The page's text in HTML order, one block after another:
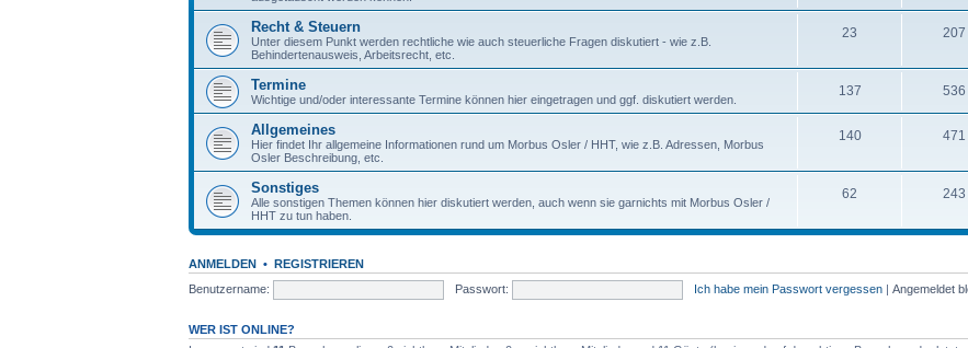
Recht & Steuern
Unter diesem Punkt werden rechtliche wie auch steuerliche Fragen diskutiert - wie z.B.
Behindertenausweis, Arbeitsrecht, etc.
23 207
Termine
Wichtige und/oder interessante Termine können hier eingetragen und ggf. diskutiert werden.
137 536
Allgemeines
Hier findet Ihr allgemeine Informationen rund um Morbus Osler / HHT, wie z.B. Adressen, Morbus
Osler Beschreibung, etc.
140 471
Sonstiges
Alle sonstigen Themen können hier diskutiert werden, auch wenn sie garnichts mit Morbus Osler /
HHT zu tun haben.
62 243
ANMELDEN • REGISTRIEREN
Benutzername:
Passwort: Ich habe mein Passwort vergessen | Angemeldet
WER IST ONLINE?